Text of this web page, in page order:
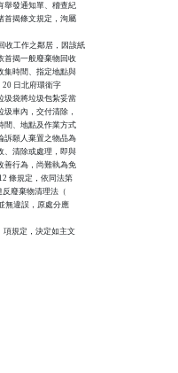
舉發通知單、稽查紀
首揭條文規定，洵屬
收工作之鄰居，因該紙
首揭一般廢棄物回收
集時間、指定地點與
20 日北府環衛字
圾袋將垃圾包紮妥當
圾車內，交付清除，
間、地點及作業方式
訴願人棄置之物品為
、清除或處理，即與
善行為，尚難執為免
條規定，依同法第
反廢棄物清理法（
無違誤，原處分應
項規定，決定如主文